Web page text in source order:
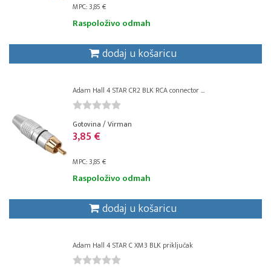
MPC: 3,85 €
Raspoloživo odmah
dodaj u košaricu
Adam Hall 4 STAR CR2 BLK RCA connector ...
Gotovina / Virman
3,85 €
MPC: 3,85 €
Raspoloživo odmah
dodaj u košaricu
Adam Hall 4 STAR C XM3 BLK priključak